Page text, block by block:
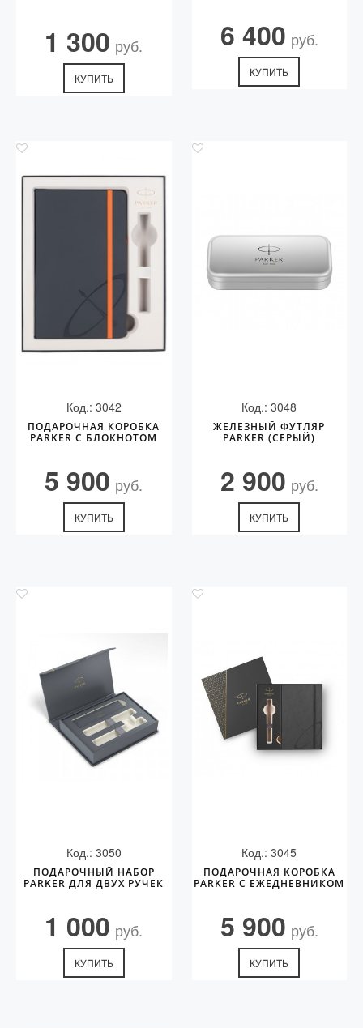
1 300 руб.
КУПИТЬ
6 400 руб.
КУПИТЬ
Код.: 3042
ПОДАРОЧНАЯ КОРОБКА
PARKER С БЛОКНОТОМ
5 900 руб.
КУПИТЬ
Код.: 3048
ЖЕЛЕЗНЫЙ ФУТЛЯР
PARKER (СЕРЫЙ)
2 900 руб.
КУПИТЬ
Код.: 3050
ПОДАРОЧНЫЙ НАБОР
PARKER ДЛЯ ДВУХ РУЧЕК
1 000 руб.
КУПИТЬ
Код.: 3045
ПОДАРОЧНАЯ КОРОБКА
PARKER С ЕЖЕДНЕВНИКОМ
5 900 руб.
КУПИТЬ